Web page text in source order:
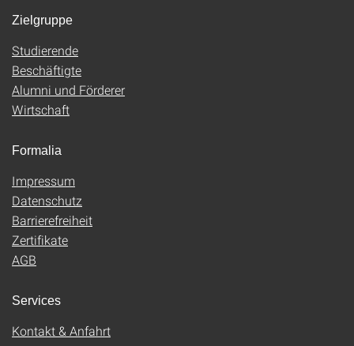
Zielgruppe
Studierende
Beschäftigte
Alumni und Förderer
Wirtschaft
Formalia
Impressum
Datenschutz
Barrierefreiheit
Zertifikate
AGB
Services
Kontakt & Anfahrt